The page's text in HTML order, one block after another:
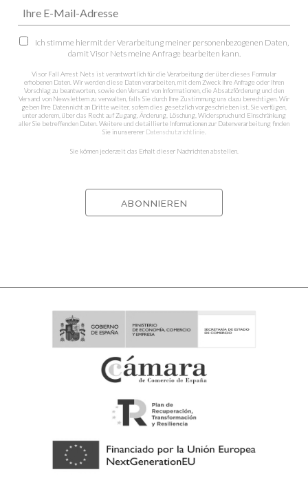
Ich stimme hiermit der Verarbeitung meiner personenbezogenen Daten,
damit Visor Nets meine Anfrage bearbeiten kann.
Visor Fall Arrest Nets ist verantwortlich für die Verarbeitung der über dieses Formular
erhobenen Daten. Wir werden diese Daten verarbeiten, mit dem Zweck Ihre Anfrage oder Ihren
Vorschlag zu beantworten, sowie den Versand von Informationen, die Absatzförderung und den
Versand von Newslettern zu verwalten, falls Sie durch Ihre Zustimmung uns dazu berechtigen. Wir
geben Ihre Daten nicht an Dritte weiter, sofern dies gesetzlich vorgeschrieben ist. Sie verfügen,
unter aderem, über das Recht auf Zugang, Änderung, Löschung, Widerspruch und Einschränkung
aller Sie betreffenden Daten. Weitere und detaillierte Informationen zur Datenverarbeitung finden
Sie in unsererer Datenschutzrichtlinie.
Sie können jederzeit das Erhalt dieser Nachrichten abstellen.